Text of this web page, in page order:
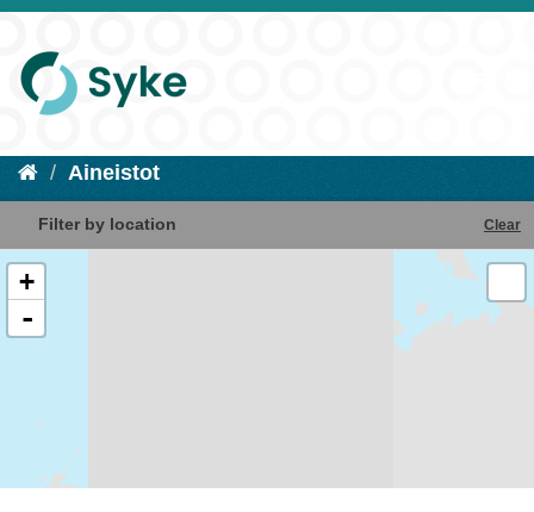
Aineistot
Filter by location Clear
+
-